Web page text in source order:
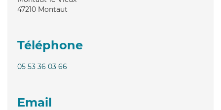
47210 Montaut
Téléphone
05 53 36 03 66
Email